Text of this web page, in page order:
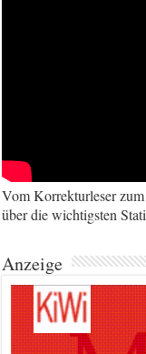
Vom Korrekturleser
über die wichtigsten
Anzeige